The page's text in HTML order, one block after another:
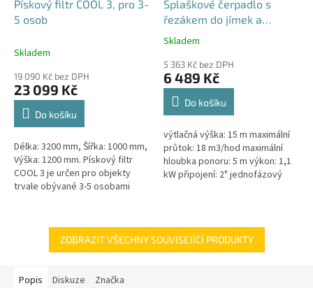
Pískový filtr COOL 3, pro 3-
5 osob
Skladem
19 090 Kč bez DPH
23 099 Kč
Do košíku
Délka: 3200 mm, Šířka: 1000 mm,
Výška: 1200 mm. Pískový filtr
COOL 3 je určen pro objekty
trvale obývané 3-5 osobami
Splaškové čerpadlo s
řezákem do jímek a
septiků - Blue Line PQD 7-
Průměrné
produktu
je
5,0
hvězdiček.
Skladem
5 363 Kč bez DPH
6 489 Kč
Do košíku
výtlačná výška: 15 m maximální
průtok: 18 m3/hod maximální
hloubka ponoru: 5 m výkon: 1,1
kW připojení: 2" jednofázový
ZOBRAZIT VŠECHNY SOUVISEJÍCÍ PRODUKTY
Popis Diskuze Značka